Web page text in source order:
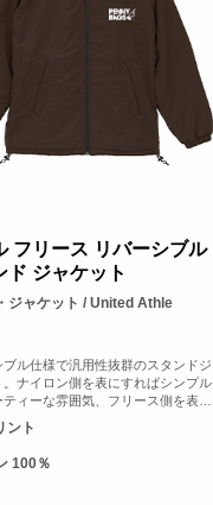
フリース リバーシブル
ド ジャケット
ジャケット / United Athle
ブル仕様で汎用性抜群のスタンドジ
。ナイロン側を表にすればシンプル
ィーな雰囲気、フリース側を表に
ゴープコアな雰囲気が楽しめる優れ
らの面もゆったりとしたサイジン
できるラグラン仕様。<br> ※ナイ
みプリント対応となっております。
ント
100％